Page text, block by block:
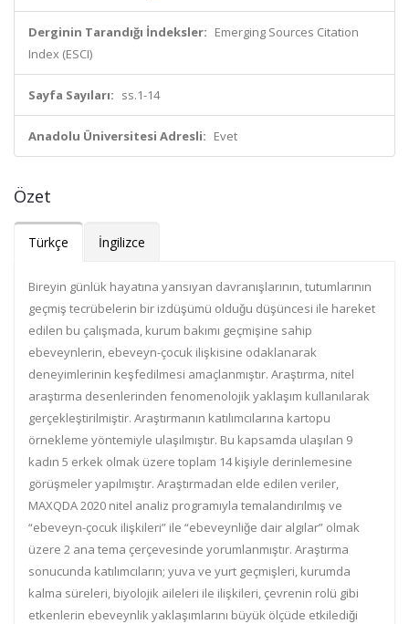
Derginin Tarandığı İndeksler: Emerging Sources Citation
Index (ESCI)
Sayfa Sayıları: ss.1-14
Anadolu Üniversitesi Adresli: Evet
Özet
Türkçe İngilizce
Bireyin günlük hayatına yansıyan davranışlarının, tutumlarının
geçmiş tecrübelerin bir izdüşümü olduğu düşüncesi ile hareket
edilen bu çalışmada, kurum bakımı geçmişine sahip
ebeveynlerin, ebeveyn-çocuk ilişkisine odaklanarak
deneyimlerinin keşfedilmesi amaçlanmıştır. Araştırma, nitel
araştırma desenlerinden fenomenolojik yaklaşım kullanılarak
gerçekleştirilmiştir. Araştırmanın katılımcılarına kartopu
örnekleme yöntemiyle ulaşılmıştır. Bu kapsamda ulaşılan 9
kadın 5 erkek olmak üzere toplam 14 kişiyle derinlemesine
görüşmeler yapılmıştır. Araştırmadan elde edilen veriler,
MAXQDA 2020 nitel analiz programıyla temalandırılmış ve
“ebeveyn-çocuk ilişkileri” ile “ebeveynliğe dair algılar” olmak
üzere 2 ana tema çerçevesinde yorumlanmıştır. Araştırma
sonucunda katılımcıların; yuva ve yurt geçmişleri, kurumda
kalma süreleri, biyolojik aileleri ile ilişkileri, çevrenin rolü gibi
etkenlerin ebeveynlik yaklaşımlarını büyük ölçüde etkilediği